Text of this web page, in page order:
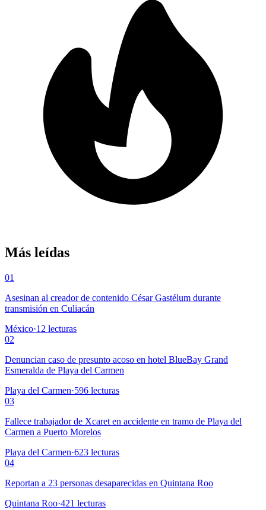
Más leídas
01
Asesinan al creador de contenido César Gastélum durante
transmisión en Culiacán
México·12 lecturas
02
Denuncian caso de presunto acoso en hotel BlueBay Grand
Esmeralda de Playa del Carmen
Playa del Carmen·596 lecturas
03
Fallece trabajador de Xcaret en accidente en tramo de Playa del
Carmen a Puerto Morelos
Playa del Carmen·623 lecturas
04
Reportan a 23 personas desaparecidas en Quintana Roo
Quintana Roo·421 lecturas